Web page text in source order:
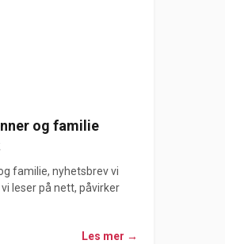
og familie
familie, nyhetsbrev vi
leser på nett, påvirker
Les mer →